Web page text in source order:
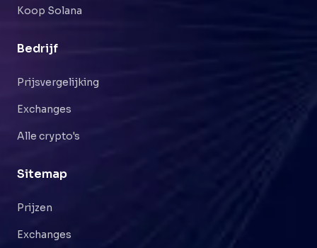
Koop Solana
Bedrijf
Prijsvergelijking
Exchanges
Alle crypto's
Sitemap
Prijzen
Exchanges